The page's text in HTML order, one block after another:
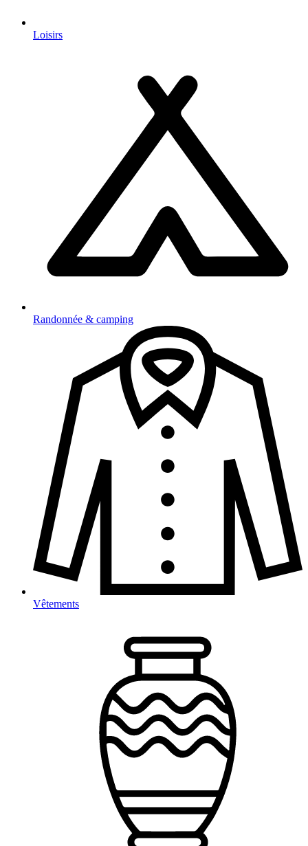
Loisirs
Randonnée & camping
Vêtements